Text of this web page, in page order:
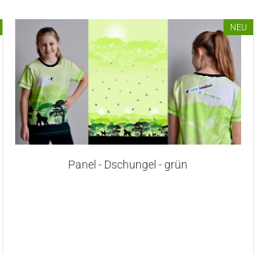
NEU
Panel - Dschungel - grün